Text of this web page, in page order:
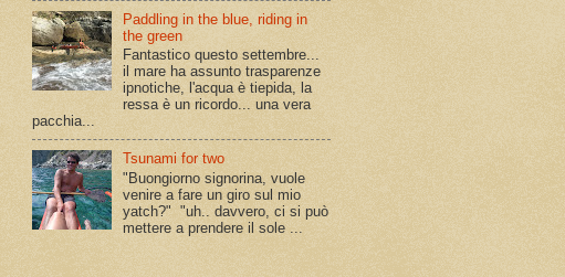
Paddling in the blue, riding in
the green
Fantastico questo settembre...
il mare ha assunto trasparenze
ipnotiche, l'acqua è tiepida, la
ressa è un ricordo... una vera
pacchia...
Tsunami for two
"Buongiorno signorina, vuole
venire a fare un giro sul mio
yatch?" "uh.. davvero, ci si può
mettere a prendere il sole ...